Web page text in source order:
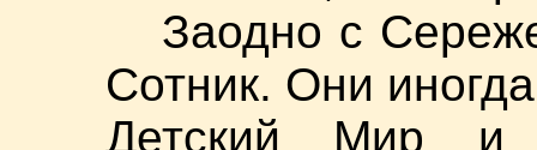
Заодно с
Сотник. Они
Детский Мир и